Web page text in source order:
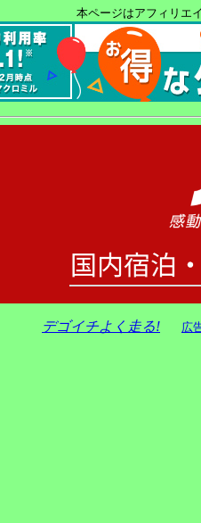
本ページはアフィリエ
デゴイチよく走る! 広